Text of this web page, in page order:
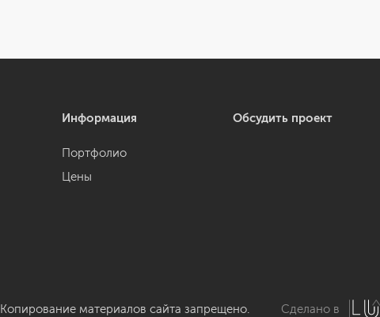
Информация
Портфолио
Цены
Обсудить проект
Копирование материалов сайта запрещено. Сделано в